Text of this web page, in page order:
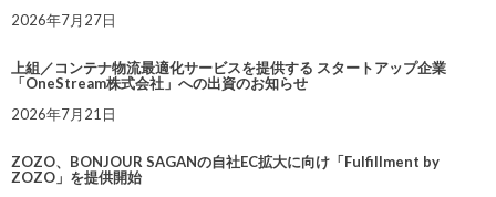
2026年7月27日
上組／コンテナ物流最適化サービスを提供する スタートアップ企業
「OneStream株式会社」への出資のお知らせ
2026年7月21日
ZOZO、BONJOUR SAGANの自社EC拡大に向け「Fulfillment by
ZOZO」を提供開始